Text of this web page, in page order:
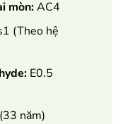
mòn:AC4
(Theo hệ
E0.5
năm)